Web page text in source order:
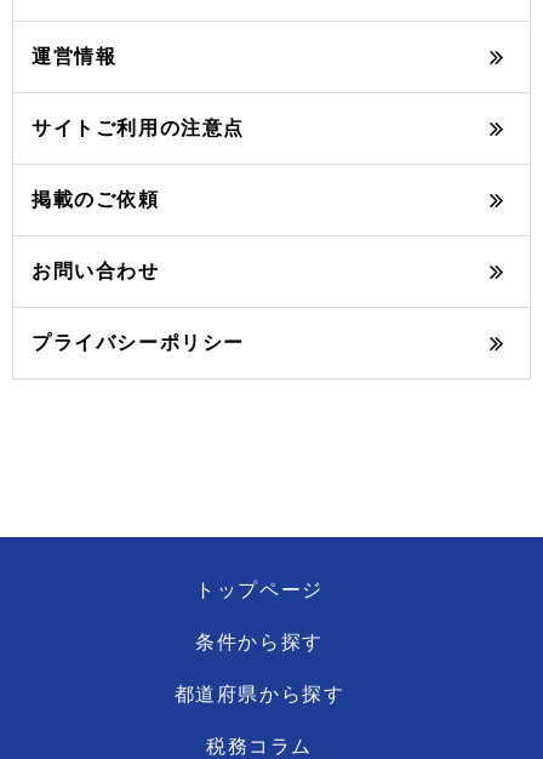
運営情報
サイトご利用の注意点
掲載のご依頼
お問い合わせ
プライバシーポリシー
トップページ
条件から探す
都道府県から探す
税務コラム